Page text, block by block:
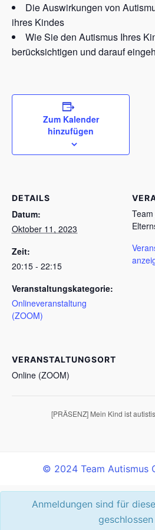
Die Auswirkungen von
ihres Kindes
Wie Sie den Autismus Ihres
berücksichtigen und darauf
Zum Kalender
hinzufügen
DETAILS
Datum:
Oktober 11, 2023
Zeit:
20:15 - 22:15
Veranstaltungskategorie:
Onlineveranstaltung
(ZOOM)
VERANSTALTUNGSORT
Online (ZOOM)
[PRÄSENZ] Mein Kind ist
© 2024 Team Autismus
Anmeldungen sind für
geschlossen